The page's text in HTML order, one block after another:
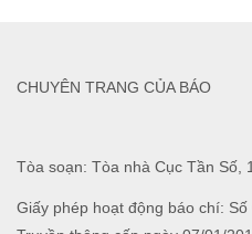
Tòa soạn: Tòa nhà Cục Tần Số,
Giấy phép hoạt động báo chí:
CHUYÊN TRANG CỦA BÁO